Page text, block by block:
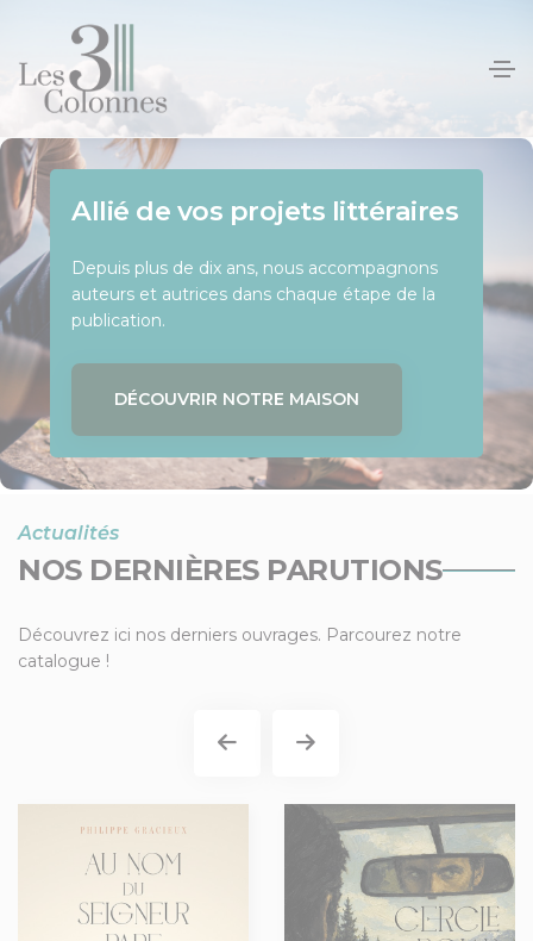
Allié de vos projets littéraires
Depuis plus de dix ans, nous accompagnons
auteurs et autrices dans chaque étape de la
publication.
DÉCOUVRIR NOTRE MAISON
Offrez à votre livre l’essor
Notre équipe éditoriale vous conseille et vous
soutient tout au long de votre parcours
d’auteur.
SOUMETTRE MON PROJET
Une équipe passionnée
Chez Les 3 Colonnes, nous croyons au pouvoir
des mots et à la force de chaque histoire.
Actualités
NOS DERNIÈRES PARUTIONS
Découvrez ici nos derniers ouvrages. Parcourez notre
catalogue !